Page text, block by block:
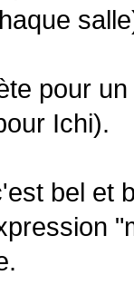
pour
Ichi).
bel et